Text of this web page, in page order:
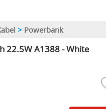
> Powerbank
22.5W A1388 - White